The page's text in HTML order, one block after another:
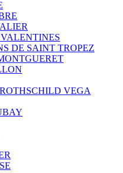
DE SAINT TROPEZ
VEGA